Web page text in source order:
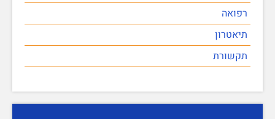
רפואה
תיאטרון
תקשורת